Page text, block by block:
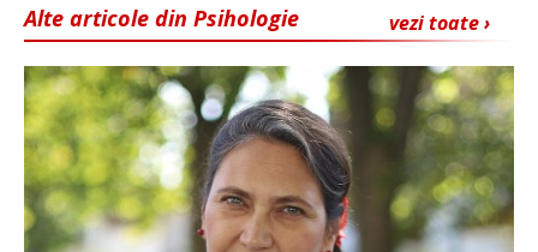
vezi toate ›
Alte articole din Psihologie